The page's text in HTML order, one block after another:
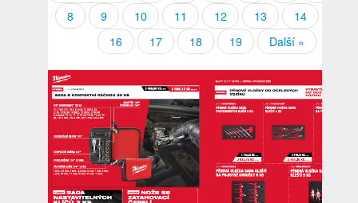
8
9 10 11 12 13 14
16
17 18 19 Další »